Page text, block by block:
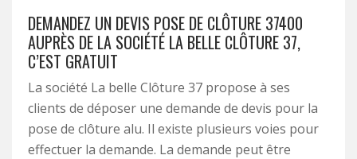
DEMANDEZ UN DEVIS POSE DE CLÔTURE 37400
AUPRÈS DE LA SOCIÉTÉ LA BELLE CLÔTURE 37,
C’EST GRATUIT
La société La belle Clôture 37 propose à ses
clients de déposer une demande de devis pour la
pose de clôture alu. Il existe plusieurs voies pour
effectuer la demande. La demande peut être